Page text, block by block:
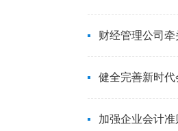
财经管理公司
健全完善新时
加强企业会计